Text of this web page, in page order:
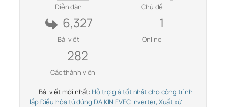
Diễn đàn Chủ đề
6,327
Bài viết
1
Online
282
Các thành viên
Bài viết mới nhất: Hỗ trợ giá tốt nhất cho công trình
lắp Điều hòa tủ đứng DAIKIN FVFC Inverter, Xuất xứ